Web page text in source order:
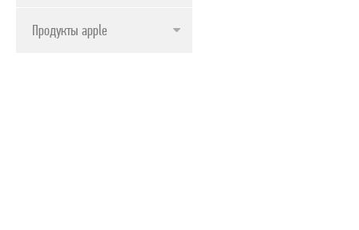
Продукты apple